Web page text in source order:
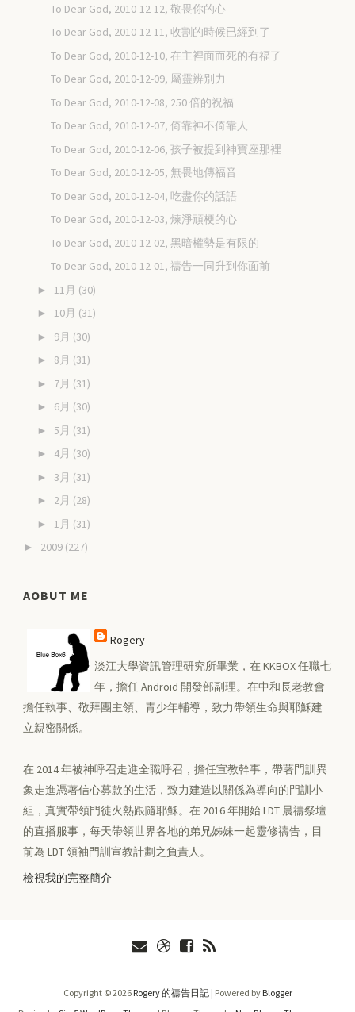
To Dear God, 2010-12-12, 敬畏你的心
To Dear God, 2010-12-11, 收割的時候已經到了
To Dear God, 2010-12-10, 在主裡面而死的有福了
To Dear God, 2010-12-09, 屬靈辨別力
To Dear God, 2010-12-08, 250 倍的祝福
To Dear God, 2010-12-07, 倚靠神不倚靠人
To Dear God, 2010-12-06, 孩子被提到神寶座那裡
To Dear God, 2010-12-05, 無畏地傳福音
To Dear God, 2010-12-04, 吃盡你的話語
To Dear God, 2010-12-03, 煉淨頑梗的心
To Dear God, 2010-12-02, 黑暗權勢是有限的
To Dear God, 2010-12-01, 禱告一同升到你面前
► 11月 (30)
► 10月 (31)
► 9月 (30)
► 8月 (31)
► 7月 (31)
► 6月 (30)
► 5月 (31)
► 4月 (30)
► 3月 (31)
► 2月 (28)
► 1月 (31)
► 2009 (227)
AOBUT ME
Rogery
淡江大學資訊管理研究所畢業，在 KKBOX 任職七
年，擔任 Android 開發部副理。在中和長老教會
擔任執事、敬拜團主領、青少年輔導，致力帶領生命與耶穌建
立親密關係。
在 2014 年被神呼召走進全職呼召，擔任宣教幹事，帶著門訓異
象走進憑著信心募款的生活，致力建造以關係為導向的門訓小
組，真實帶領門徒火熱跟隨耶穌。在 2016 年開始 LDT 晨禱祭壇
的直播服事，每天帶領世界各地的弟兄姊妹一起靈修禱告，目
前為 LDT 領袖門訓宣教計劃之負責人。
檢視我的完整簡介
Copyright ©2026 Rogery 的禱告日記| Powered by Blogger